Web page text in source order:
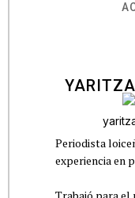
Periodista
experiencia en
Trabajó para el